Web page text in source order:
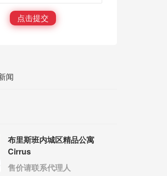
点击提交
闻
布里斯班内城区精品公寓
Cirrus
售价请联系代理人